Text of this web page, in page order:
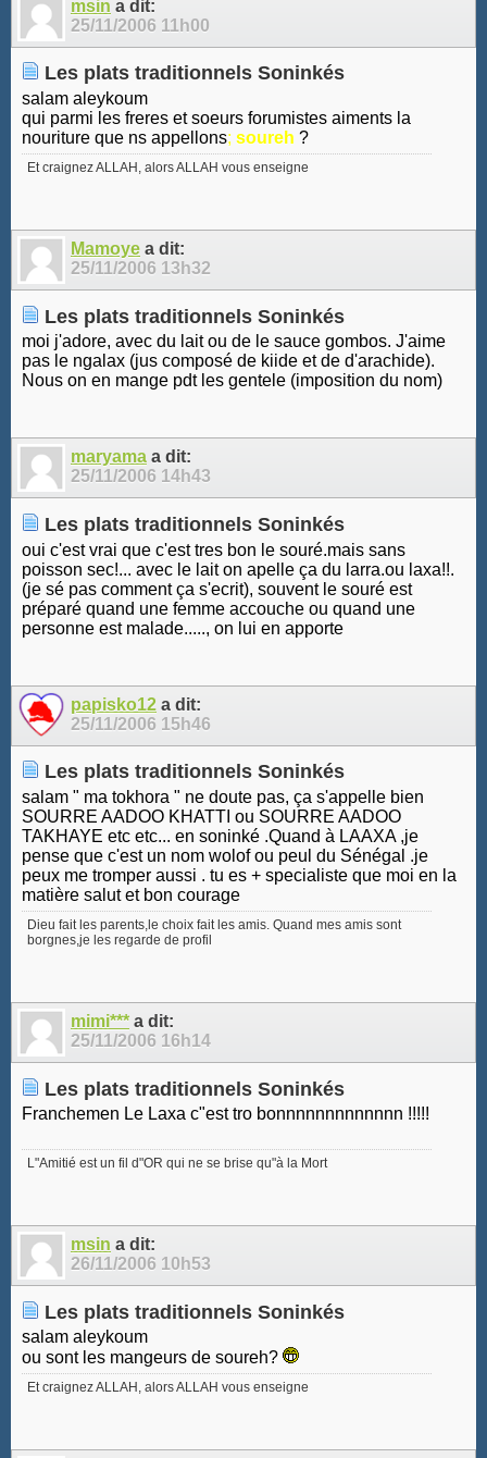
msin a dit:
25/11/2006 11h00
Les plats traditionnels Soninkés
salam aleykoum
qui parmi les freres et soeurs forumistes aiments la
nouriture que ns appellons; soureh ?
Et craignez ALLAH, alors ALLAH vous enseigne
Mamoye a dit:
25/11/2006 13h32
Les plats traditionnels Soninkés
moi j'adore, avec du lait ou de le sauce gombos. J'aime
pas le ngalax (jus composé de kiide et de d'arachide).
Nous on en mange pdt les gentele (imposition du nom)
maryama a dit:
25/11/2006 14h43
Les plats traditionnels Soninkés
oui c'est vrai que c'est tres bon le souré.mais sans
poisson sec!... avec le lait on apelle ça du larra.ou laxa!!.
(je sé pas comment ça s'ecrit), souvent le souré est
préparé quand une femme accouche ou quand une
personne est malade....., on lui en apporte
papisko12 a dit:
25/11/2006 15h46
Les plats traditionnels Soninkés
salam " ma tokhora " ne doute pas, ça s'appelle bien
SOURRE AADOO KHATTI ou SOURRE AADOO
TAKHAYE etc etc... en soninké .Quand à LAAXA ,je
pense que c'est un nom wolof ou peul du Sénégal .je
peux me tromper aussi . tu es + specialiste que moi en la
matière salut et bon courage
Dieu fait les parents,le choix fait les amis. Quand mes amis sont
borgnes,je les regarde de profil
mimi*** a dit:
25/11/2006 16h14
Les plats traditionnels Soninkés
Franchemen Le Laxa c"est tro bonnnnnnnnnnnnn !!!!!
L"Amitié est un fil d"OR qui ne se brise qu"à la Mort
msin a dit:
26/11/2006 10h53
Les plats traditionnels Soninkés
salam aleykoum
ou sont les mangeurs de soureh?
Et craignez ALLAH, alors ALLAH vous enseigne